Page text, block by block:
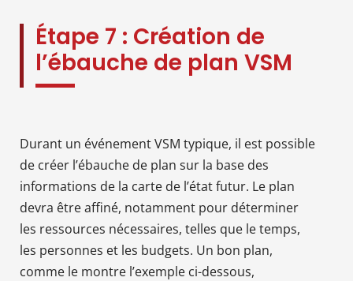
Étape 7 : Création de
l’ébauche de plan VSM
Durant un événement VSM typique, il est possible
de créer l’ébauche de plan sur la base des
informations de la carte de l’état futur. Le plan
devra être affiné, notamment pour déterminer
les ressources nécessaires, telles que le temps,
les personnes et les budgets. Un bon plan,
comme le montre l’exemple ci-dessous,